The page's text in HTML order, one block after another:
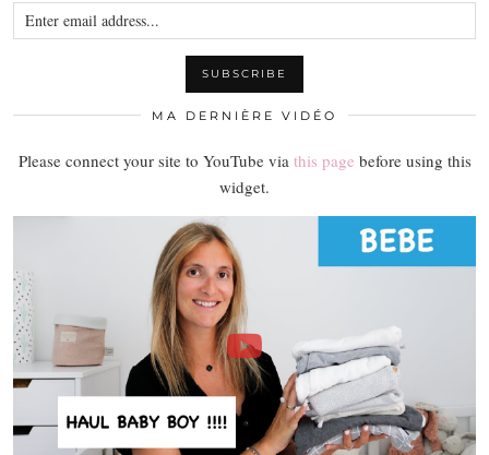
MA DERNIÈRE VIDÉO
Please connect your site to YouTube via this page before using this
widget.